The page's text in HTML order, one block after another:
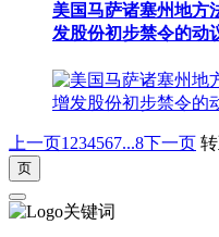
美国马萨诸塞州地方
发股份初步禁令的动
上一页1 234567...8下一页